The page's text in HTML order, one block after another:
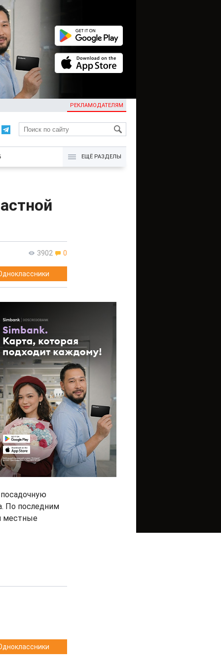
РЕКЛАМОДАТЕЛЯМ
KG
ЕЩЁ РАЗДЕЛЫ
3902 0
По последним
местные